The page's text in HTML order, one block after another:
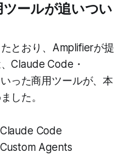
ールが追いつい
とおり、Amplifierが提
Claude Code・
った商用ツールが、本
した。
Code
Agents